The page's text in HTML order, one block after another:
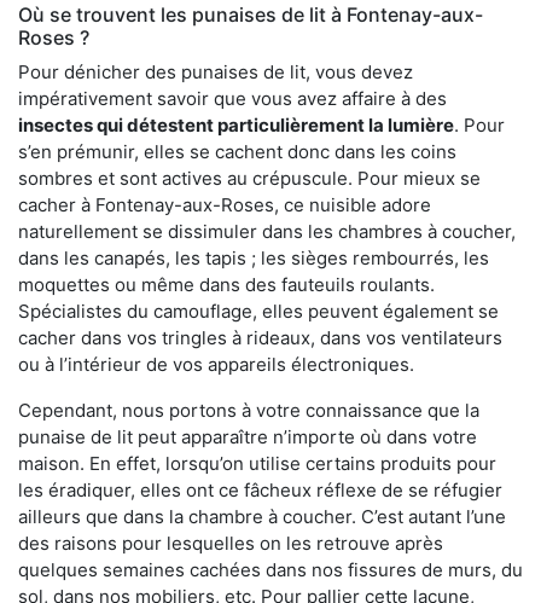
Où se trouvent les punaises de lit à Fontenay-aux-
Roses ?
Pour dénicher des punaises de lit, vous devez
impérativement savoir que vous avez affaire à des
insectes qui détestent particulièrement la lumière. Pour
s’en prémunir, elles se cachent donc dans les coins
sombres et sont actives au crépuscule. Pour mieux se
cacher à Fontenay-aux-Roses, ce nuisible adore
naturellement se dissimuler dans les chambres à coucher,
dans les canapés, les tapis ; les sièges rembourrés, les
moquettes ou même dans des fauteuils roulants.
Spécialistes du camouflage, elles peuvent également se
cacher dans vos tringles à rideaux, dans vos ventilateurs
ou à l’intérieur de vos appareils électroniques.
Cependant, nous portons à votre connaissance que la
punaise de lit peut apparaître n’importe où dans votre
maison. En effet, lorsqu’on utilise certains produits pour
les éradiquer, elles ont ce fâcheux réflexe de se réfugier
ailleurs que dans la chambre à coucher. C’est autant l’une
des raisons pour lesquelles on les retrouve après
quelques semaines cachées dans nos fissures de murs, du
sol, dans nos mobiliers, etc. Pour pallier cette lacune,